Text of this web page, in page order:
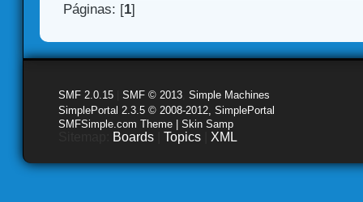
Páginas: [1]
SMF 2.0.15 SMF © 2013 Simple Machines
SimplePortal 2.3.5 © 2008-2012, SimplePortal
SMFSimple.com Theme | Skin Samp
Boards Topics XML